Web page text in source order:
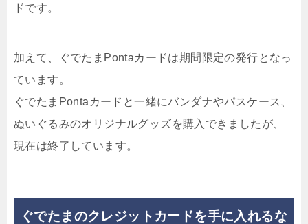
ドです。
加えて、ぐでたまPontaカードは期間限定の発行となっ
ています。
ぐでたまPontaカードと一緒にバンダナやパスケース、
ぬいぐるみのオリジナルグッズを購入できましたが、
現在は終了しています。
ぐでたまのクレジットカードを手に入れるな